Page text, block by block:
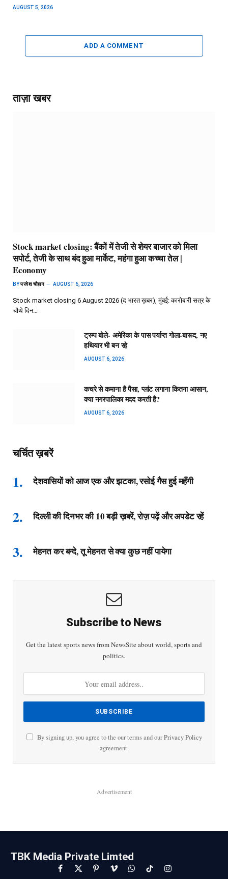
AUGUST 5, 2026
ADD A COMMENT
ताज़ा खबर
Stock market closing: बैंकों में तेजी से शेयर बाजार को मिला
सपोर्ट, तेजी के साथ बंद हुआ मार्केट, महंगा हुआ कच्चा तेल |
Economy
BYपरवेश चौहान AUGUST 6, 2026
Stock market closing 6 August 2026 (द भारत ख़बर), मुंबई: कारोबारी सत्र के
चौथे दिन…
ट्रम्प बोले- अमेरिका के पास पर्याप्त गोला-बारूद, नए
हथियार भी बन रहे
AUGUST 6, 2026
कचरे से कमाना है पैसा, प्लांट लगाना कितना आसान,
क्या नगरपालिका मदद करती है?
AUGUST 6, 2026
चर्चित ख़बरें
देशवासियों को आज एक और झटका, रसोई गैस हुई महँगी
दिल्ली की दिनभर की 10 बड़ी ख़बरें, रोज़ पढ़ें और अपडेट रहें
मेहनत कर बन्दे, तू मेहनत से क्या कुछ नहीं पायेगा
Subscribe to News
Get the latest sports news from NewsSite about world, sports and
politics.
By signing up, you agree to the our terms and ourPrivacy Policy
agreement.
Advertisement
TBK Media Private Limted
Facebook
X PinterestVimeoWhatsAppTikTokInstagram